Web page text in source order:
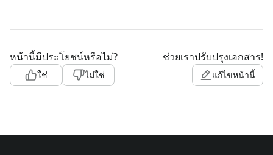
หน้านี้มีประโยชน์หรือไม่?
ใช่ ไม่ใช่
ช่วยเราปรับปรุงเอกสาร!
แก้ไขหน้านี้